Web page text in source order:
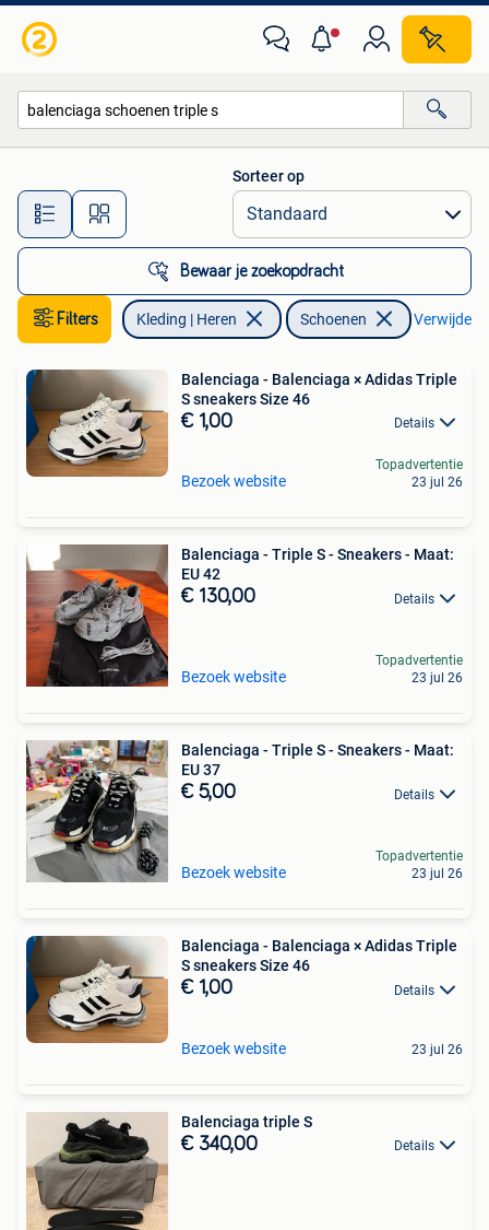
Alle afstanden…
Sorteer op
Bewaar je zoekopdracht
Filters Kleding | Heren Schoenen Verwijder
Balenciaga - Balenciaga × Adidas Triple
S sneakers Size 46
€ 1,00 Details
Bezoek website
Topadvertentie
23 jul 26
Balenciaga - Triple S - Sneakers - Maat:
EU 42
€ 130,00 Details
Bezoek website
Topadvertentie
23 jul 26
Balenciaga - Triple S - Sneakers - Maat:
EU 37
€ 5,00 Details
Bezoek website
Topadvertentie
23 jul 26
Balenciaga - Balenciaga × Adidas Triple
S sneakers Size 46
€ 1,00 Details
Bezoek website 23 jul 26
Balenciaga triple S
€ 340,00 Details